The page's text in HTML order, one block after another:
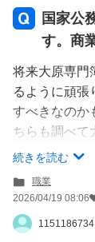
国家公
す。商
将来大原専門
るように頑張
すべきなのか
ちらも調べて
で、収入面や
私は中学ろく
なのでそう
どが特に欠け
続きを読む
職業
2026/04/19 08:06